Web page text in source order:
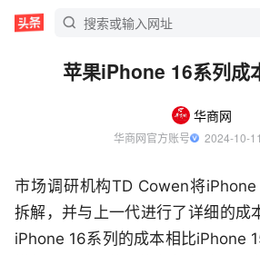
苹果iPhone 16系列成
华商网
华商网官方账号
2024-10-
市场调研机构TD Cowen将
拆解，并与上一代进行了详细的成
iPhone 16系列的成本相比iPhone